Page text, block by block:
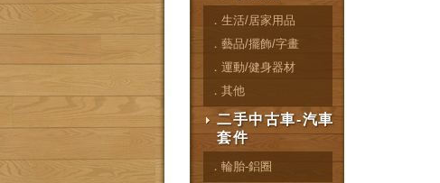
．生活/居家用品
．藝品/擺飾/字畫
．運動/健身器材
．其他
二手中古車-汽車
套件
．輪胎-鋁圈